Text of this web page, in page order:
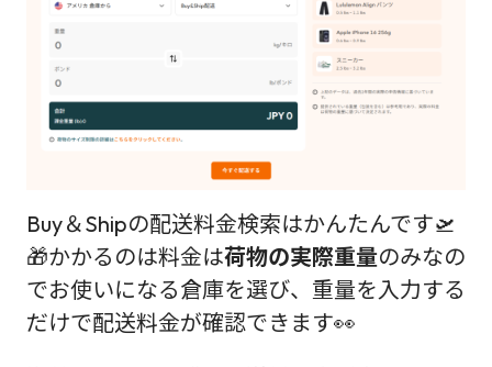
Buy＆Shipの配送料金検索はかんたんです🛫
🎁かかるのは料金は荷物の実際重量のみなの
でお使いになる倉庫を選び、重量を入力する
だけで配送料金が確認できます👀